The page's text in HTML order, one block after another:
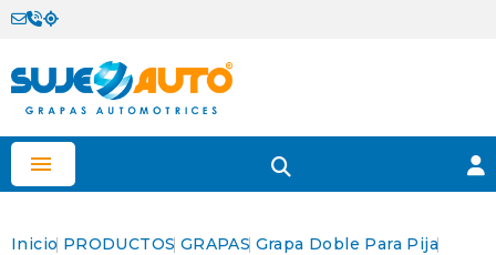

Inicio PRODUCTOS GRAPAS Grapa Doble Para Pija